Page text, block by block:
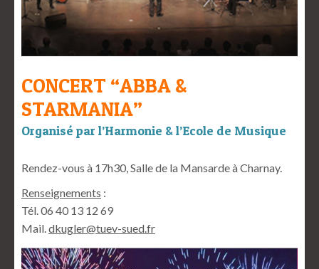
CONCERT “ABBA &
STARMANIA”
Organisé par l’Harmonie & l’Ecole de Musique
Rendez-vous à 17h30, Salle de la Mansarde à Charnay.
Renseignements :
Tél. 06 40 13 12 69
Mail.dkugler@tuev-sued.fr